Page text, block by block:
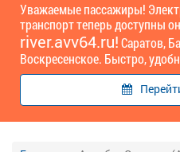
Уважаемые пассажиры!
транспорт теперь доступны
river.avv64.ru!Саратов,
Воскресенское. Быстро,